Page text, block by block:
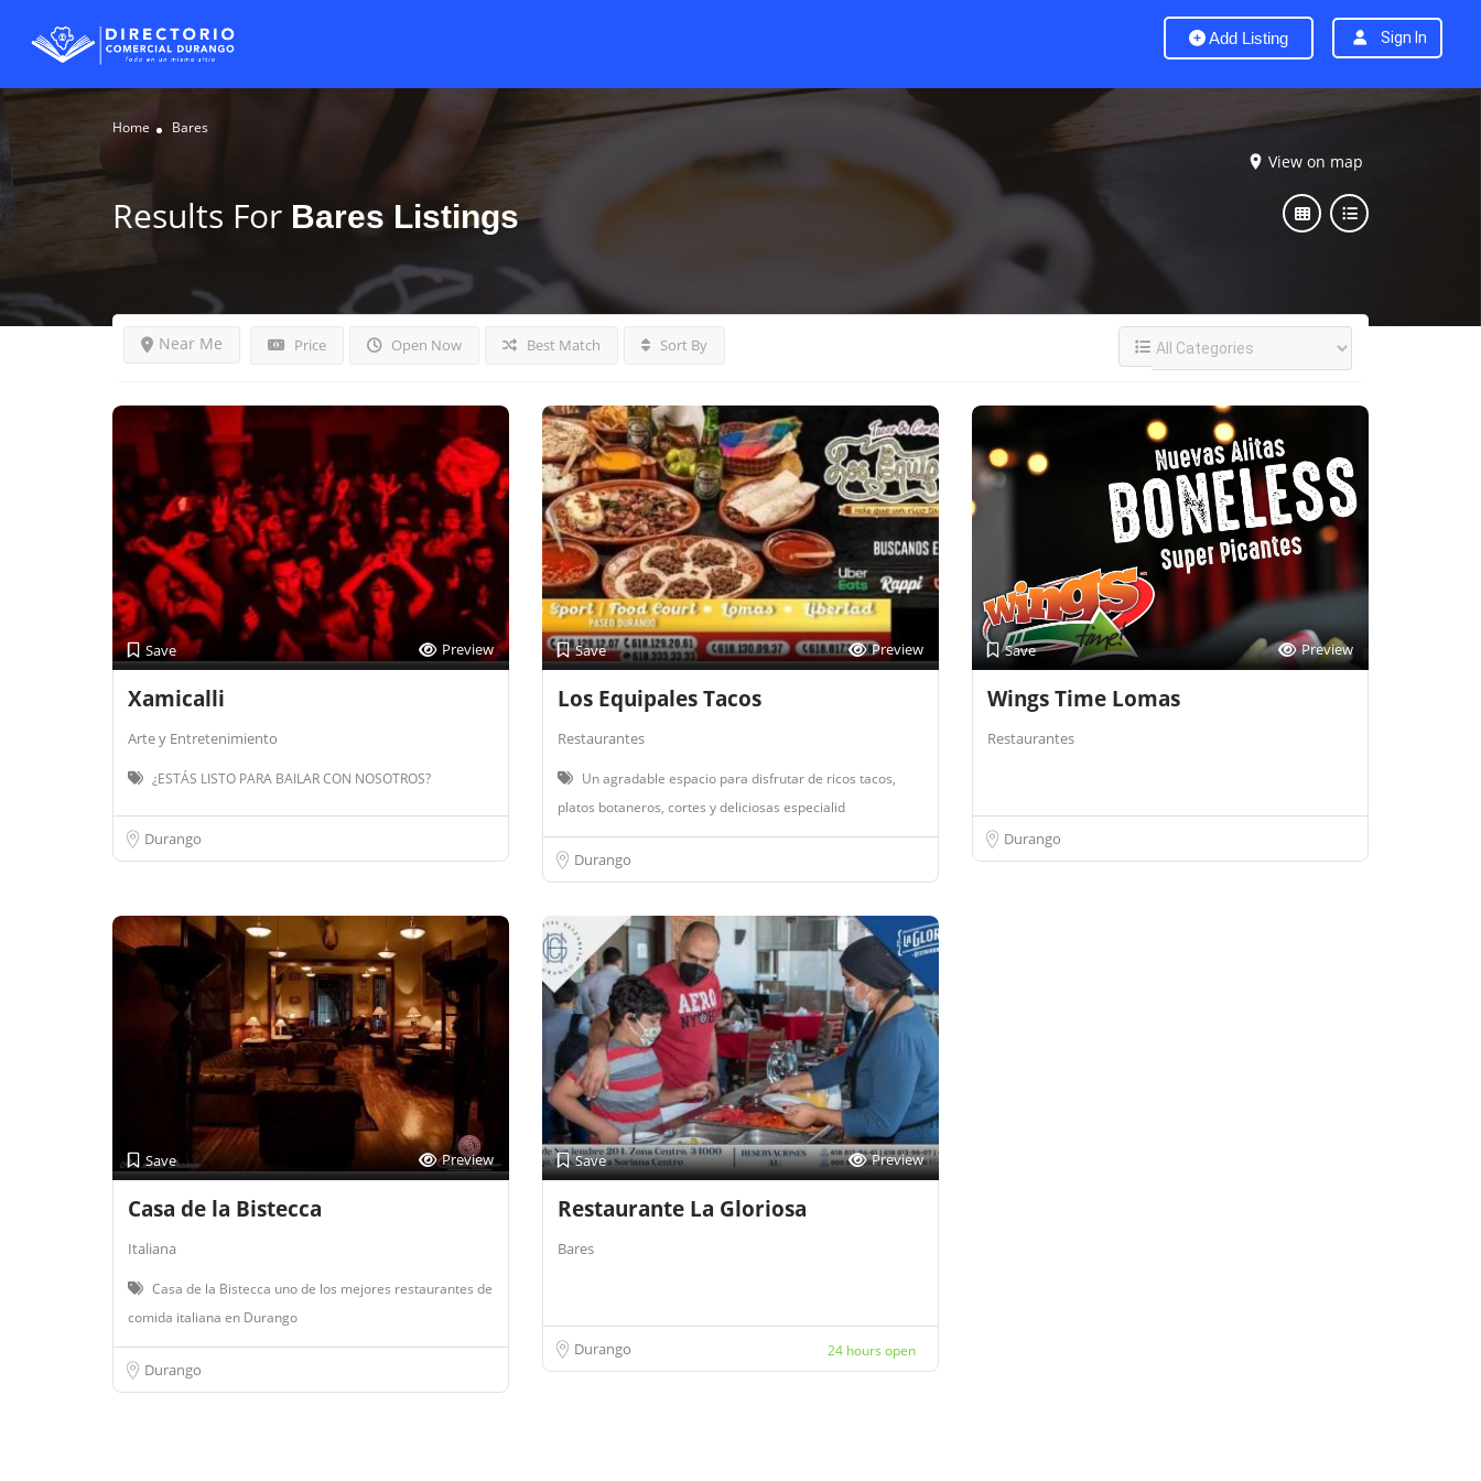
Add Listing Sign In
Home Bares
View on map
Results For Bares Listings
Price Open Now
Near Me Best Match Sort By
Save Preview
Xamicalli
Arte y Entretenimiento
¿ESTÁS LISTO PARA BAILAR CON NOSOTROS?
Durango
Save Preview
Los Equipales Tacos
Restaurantes
Un agradable espacio para disfrutar de ricos tacos,
platos botaneros, cortes y deliciosas especialid
Durango
Save Preview
Wings Time Lomas
Restaurantes
Durango
Save Preview
Casa de la Bistecca
Italiana
Casa de la Bistecca uno de los mejores restaurantes de
comida italiana en Durango
Durango
Save Preview
Restaurante La Gloriosa
Bares
Durango 24 hours open